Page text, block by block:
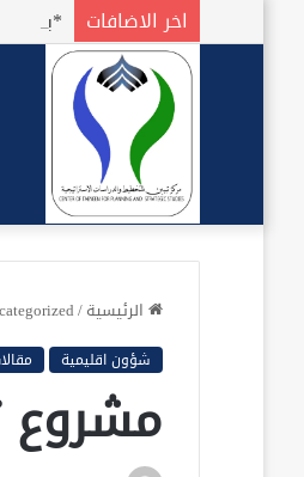
اخر الاضافات
الرئيسية/
شؤون اقليمية
مشروع